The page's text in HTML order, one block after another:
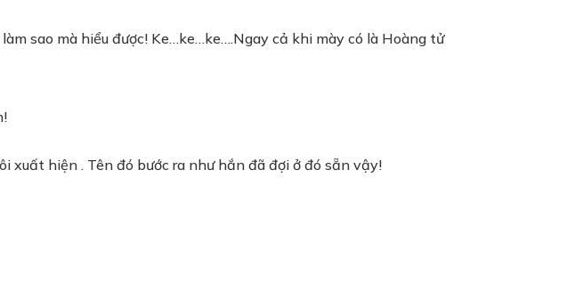
sao mà hiểu được! Ke…ke…ke….Ngay cả khi mày có là Hoàng tử
xuất hiện . Tên đó bước ra như hắn đã đợi ở đó sẵn vậy!